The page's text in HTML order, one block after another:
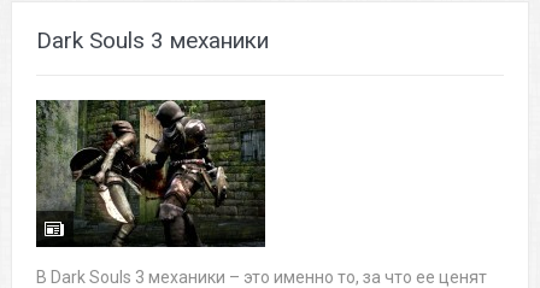
Dark Souls 3 механики
В Dark Souls 3 механики – это именно то, за что ее ценят